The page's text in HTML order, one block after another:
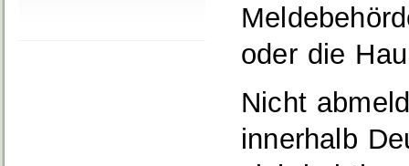
oder die
Nicht
innerhalb